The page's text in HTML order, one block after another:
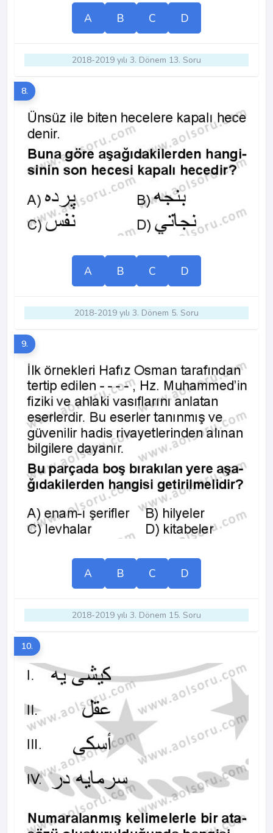
A B C D
2018-2019 yılı 3. Dönem 13. Soru
8.
A B C D
2018-2019 yılı 3. Dönem 5. Soru
9.
A B C D
2018-2019 yılı 3. Dönem 15. Soru
10.